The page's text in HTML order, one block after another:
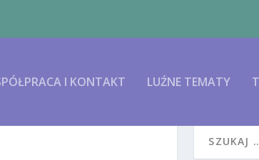
I KONTAKT LUŹNE TEMATY